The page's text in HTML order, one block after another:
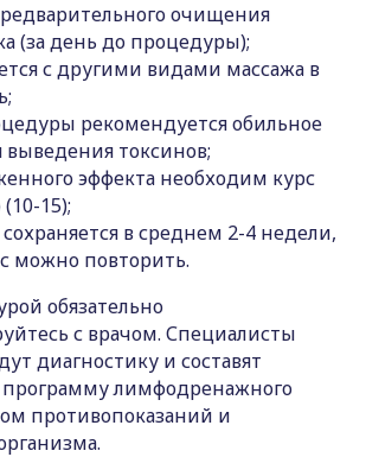
очищения
(за день до процедуры);
с другими видами массажа в
рекомендуется обильное
выведения токсинов;
эффекта необходим курс
15);
сохраняется в среднем 2-4 недели,
можно повторить.
обязательно
с врачом. Специалисты
диагностику и составят
лимфодренажного
противопоказаний и